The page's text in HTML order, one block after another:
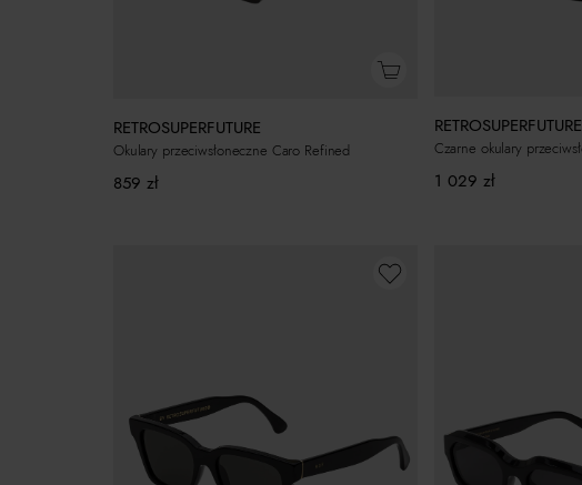
RETROSUPERFUTURE
Okulary przeciwsłoneczne Caro Refined
859 zł
RETROSUPERFUTURE
1 029 zł